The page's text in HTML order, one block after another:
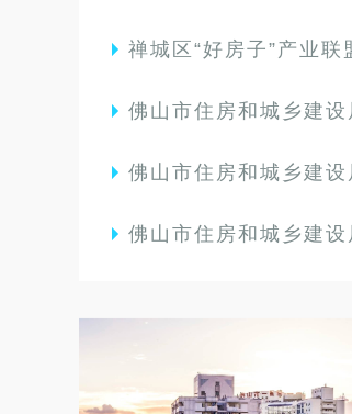
禅城区“好房子”产业联
佛山市住房和城乡建设局关于进
佛山市住房和城乡建设局关于印发《佛山
佛山市住房和城乡建设局关于公布佛